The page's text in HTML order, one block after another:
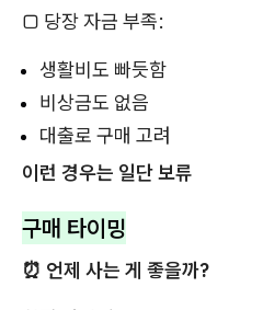
□ 당장 자금 부족:
생활비도 빠듯함
비상금도 없음
대출로 구매 고려
이런 경우는 일단 보류
구매 타이밍
⏰ 언제 사는 게 좋을까?